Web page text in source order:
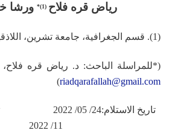
رياض قره فلاح (1)* ورشا
(1). قسم الجغرافية، جامعة تشرين، اللاذقية، سورية.
(*للمراسلة الباحث: د. رياض قره فلاح،
riadqarafallah@gmail.com
)
11/ 2022